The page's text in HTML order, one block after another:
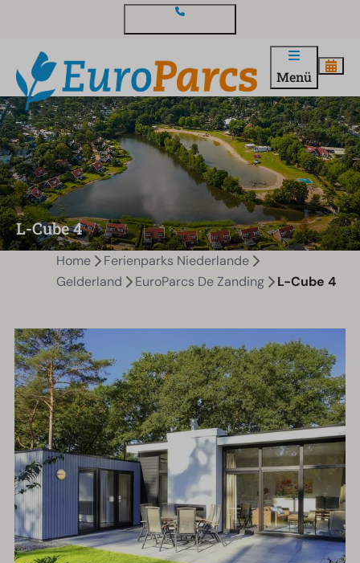
Menü
L-Cube 4
Home
Ferienparks Niederlande
Gelderland
EuroParcs De Zanding L-Cube 4